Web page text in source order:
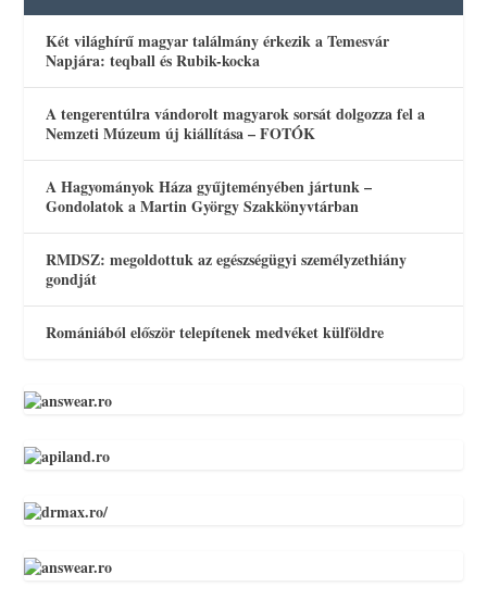
Két világhírű magyar találmány érkezik a Temesvár
Napjára: teqball és Rubik-kocka
A tengerentúlra vándorolt magyarok sorsát dolgozza fel a
Nemzeti Múzeum új kiállítása – FOTÓK
A Hagyományok Háza gyűjteményében jártunk –
Gondolatok a Martin György Szakkönyvtárban
RMDSZ: megoldottuk az egészségügyi személyzethiány
gondját
Romániából először telepítenek medvéket külföldre